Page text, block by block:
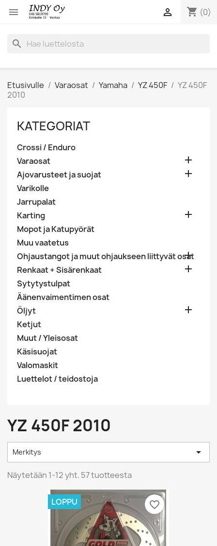
 shopping_cart (0)

search
Etusivulle Varaosat Yamaha YZ 450F
YZ 450F
2010
KATEGORIAT
Crossi / Enduro
Varaosat

Ajovarusteet ja suojat 
Varikolle
Jarrupalat
Karting

Mopot ja Katupyörät
Muu vaatetus
Ohjaustangot ja muut ohjaukseen liittyvät osat

Renkaat + Sisärenkaat 
Sytytystulpat
Äänenvaimentimen osat
Öljyt

Ketjut
Muut / Yleisosat
Käsisuojat
Valomaskit
Luettelot / teidostoja
YZ 450F 2010
Merkitys 
Näytetään 1-12 yht. 57 tuotteesta
LOPPU favorite_border